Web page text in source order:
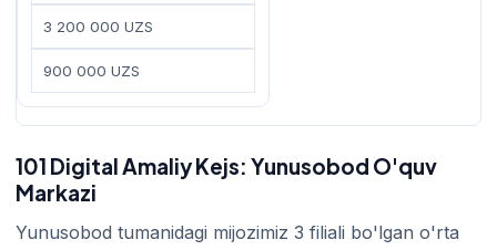
3 200 000 UZS
900 000 UZS
101 Digital Amaliy Kejs: Yunusobod O'quv
Markazi
Yunusobod tumanidagi mijozimiz 3 filiali bo'lgan o'rta